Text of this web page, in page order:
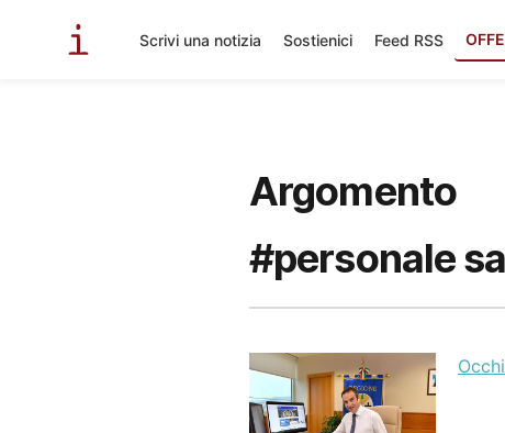
Scrivi una notizia Sostienici Feed RSS
Argomento
#personale